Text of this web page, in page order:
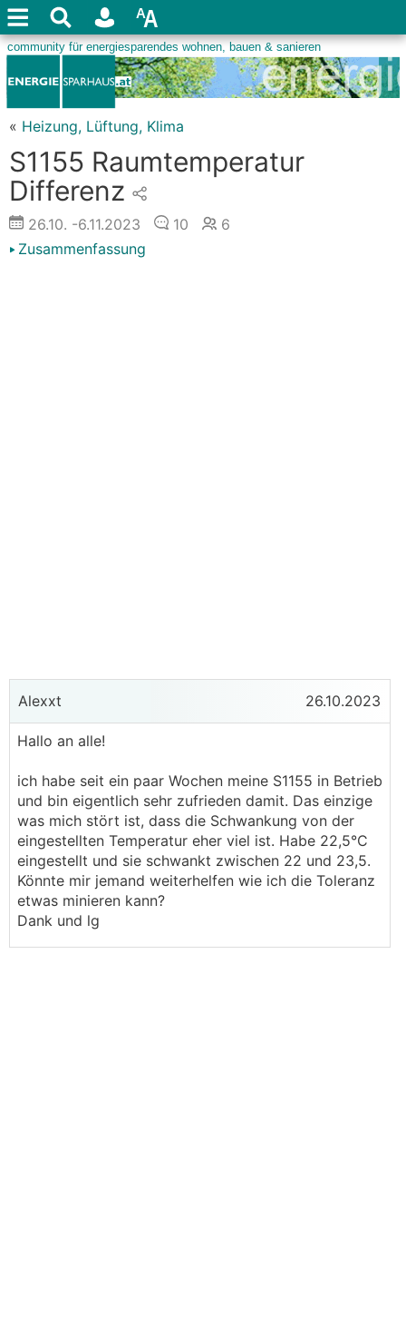
« Heizung, Lüftung, Klima
S1155 Raumtemperatur
Differenz
26.10. -6.11.2023 10
6
Zusammenfassung
Alexxt 26.10.2023
Hallo an alle!
ich habe seit ein paar Wochen meine S1155 in Betrieb
und bin eigentlich sehr zufrieden damit. Das einzige
was mich stört ist, dass die Schwankung von der
eingestellten Temperatur eher viel ist. Habe 22,5°C
eingestellt und sie schwankt zwischen 22 und 23,5.
Könnte mir jemand weiterhelfen wie ich die Toleranz
etwas minieren kann?
Dank und lg